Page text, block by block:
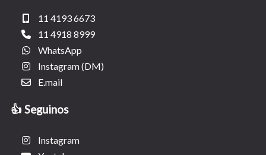
11 4193 6673
11 4918 8999
WhatsApp
Instagram (DM)
E.mail
👍 Seguinos
Instagram